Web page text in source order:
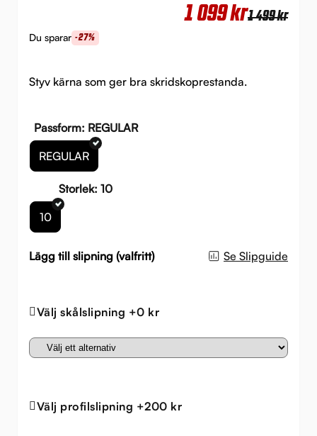
1 499krDet
1 099kr
Det
Du sparar -27%
Styv kärna som ger bra skridskoprestanda.
Passform: REGULAR
REGULAR
Storlek: 10
10
Lägg till slipning (valfritt) Se Slipguide
Välj skålslipning +0 kr
Välj profilslipning +200 kr